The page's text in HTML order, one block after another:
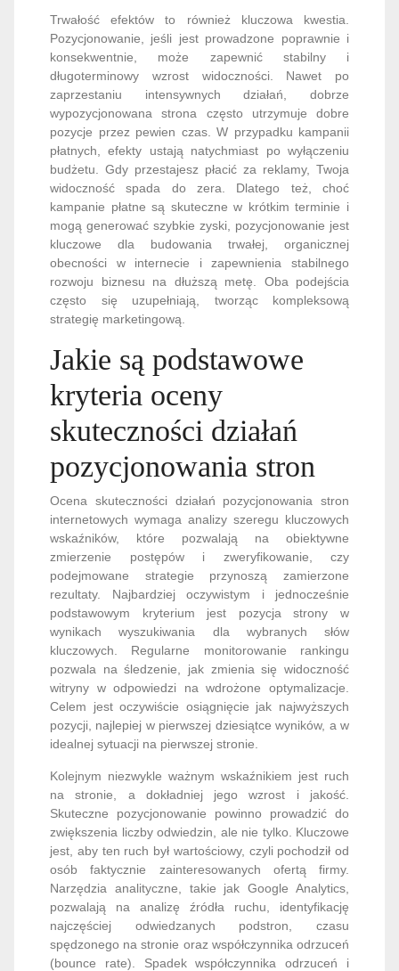
Trwałość efektów to również kluczowa kwestia.
Pozycjonowanie, jeśli jest prowadzone poprawnie i
konsekwentnie, może zapewnić stabilny i
długoterminowy wzrost widoczności. Nawet po
zaprzestaniu intensywnych działań, dobrze
wypozycjonowana strona często utrzymuje dobre
pozycje przez pewien czas. W przypadku kampanii
płatnych, efekty ustają natychmiast po wyłączeniu
budżetu. Gdy przestajesz płacić za reklamy, Twoja
widoczność spada do zera. Dlatego też, choć
kampanie płatne są skuteczne w krótkim terminie i
mogą generować szybkie zyski, pozycjonowanie jest
kluczowe dla budowania trwałej, organicznej
obecności w internecie i zapewnienia stabilnego
rozwoju biznesu na dłuższą metę. Oba podejścia
często się uzupełniają, tworząc kompleksową
strategię marketingową.
Jakie są podstawowe
kryteria oceny
skuteczności działań
pozycjonowania stron
Ocena skuteczności działań pozycjonowania stron
internetowych wymaga analizy szeregu kluczowych
wskaźników, które pozwalają na obiektywne
zmierzenie postępów i zweryfikowanie, czy
podejmowane strategie przynoszą zamierzone
rezultaty. Najbardziej oczywistym i jednocześnie
podstawowym kryterium jest pozycja strony w
wynikach wyszukiwania dla wybranych słów
kluczowych. Regularne monitorowanie rankingu
pozwala na śledzenie, jak zmienia się widoczność
witryny w odpowiedzi na wdrożone optymalizacje.
Celem jest oczywiście osiągnięcie jak najwyższych
pozycji, najlepiej w pierwszej dziesiątce wyników, a w
idealnej sytuacji na pierwszej stronie.
Kolejnym niezwykle ważnym wskaźnikiem jest ruch
na stronie, a dokładniej jego wzrost i jakość.
Skuteczne pozycjonowanie powinno prowadzić do
zwiększenia liczby odwiedzin, ale nie tylko. Kluczowe
jest, aby ten ruch był wartościowy, czyli pochodził od
osób faktycznie zainteresowanych ofertą firmy.
Narzędzia analityczne, takie jak Google Analytics,
pozwalają na analizę źródła ruchu, identyfikację
najczęściej odwiedzanych podstron, czasu
spędzonego na stronie oraz współczynnika odrzuceń
(bounce rate). Spadek współczynnika odrzuceń i